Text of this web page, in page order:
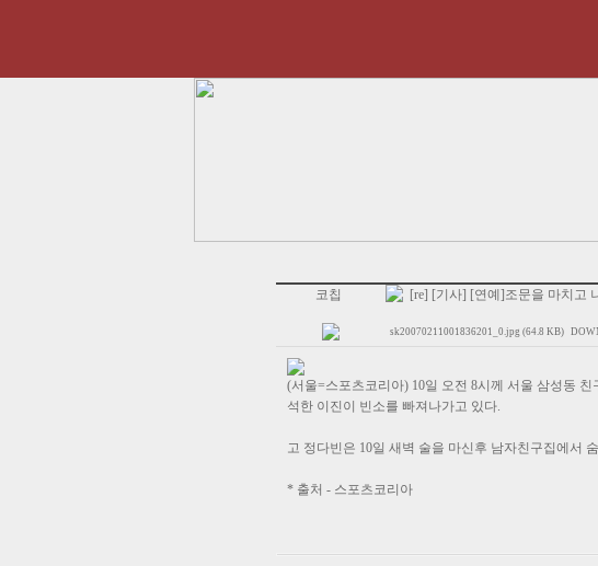
코칩 [re] [기사] [연예]조문을 마치고
sk20070211001836201_0.jpg (64.8 KB)
(서울=스포츠코리아) 10일 오전 8시께 서울 삼성동
석한 이진이 빈소를 빠져나가고 있다.
고 정다빈은 10일 새벽 술을 마신후 남자친구집에서
* 출처 - 스포츠코리아